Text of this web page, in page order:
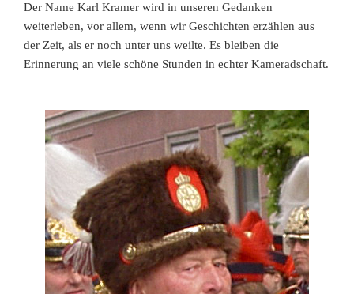
Der Name Karl Kramer wird in unseren Gedanken
weiterleben, vor allem, wenn wir Geschichten erzählen aus
der Zeit, als er noch unter uns weilte. Es bleiben die
Erinnerung an viele schöne Stunden in echter Kameradschaft.